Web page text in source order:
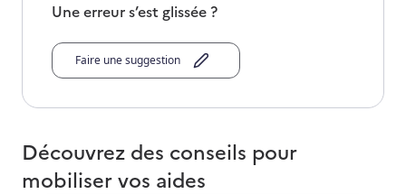
Une erreur s’est glissée ?
Faire une suggestion
Découvrez des conseils pour
mobiliser vos aides